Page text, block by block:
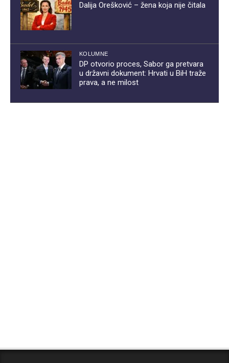
Dalija Orešković – žena koja nije čitala
KOLUMNE
DP otvorio proces, Sabor ga pretvara
u državni dokument: Hrvati u BiH traže
prava, a ne milost